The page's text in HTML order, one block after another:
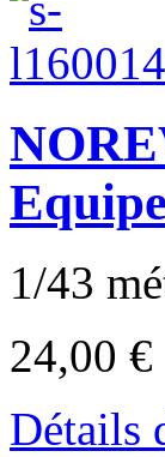
1/43
24,00 €
Détails